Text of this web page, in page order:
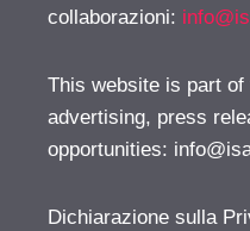
collaborazioni:
This website is part
advertising, press
opportunities:
Dichiarazione sulla